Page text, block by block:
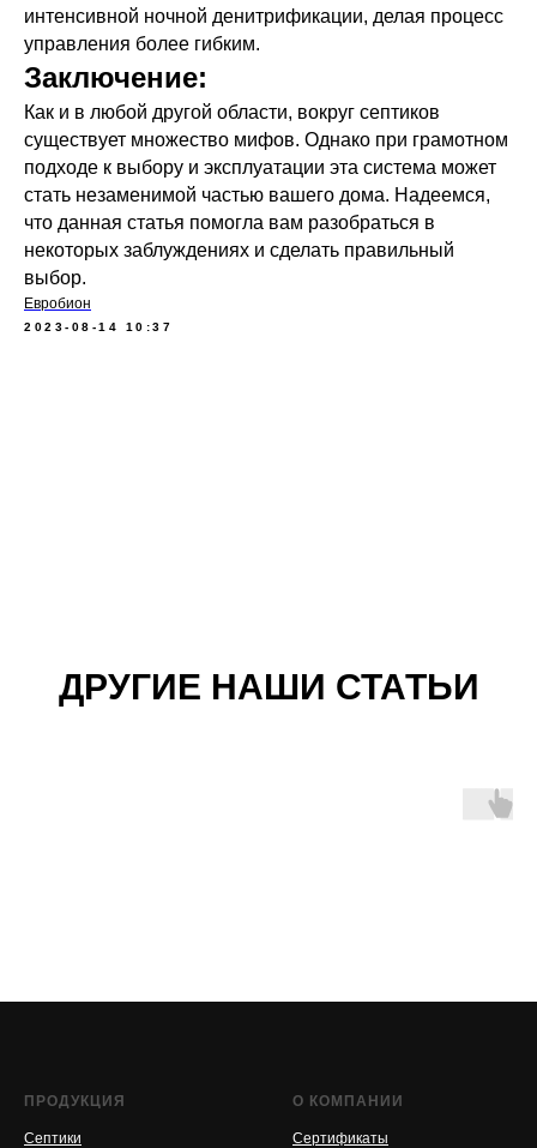
интенсивной ночной денитрификации, делая процесс
управления более гибким.
Заключение:
Как и в любой другой области, вокруг септиков
существует множество мифов. Однако при грамотном
подходе к выбору и эксплуатации эта система может
стать незаменимой частью вашего дома. Надеемся,
что данная статья помогла вам разобраться в
некоторых заблуждениях и сделать правильный
выбор.
Евробион
2023-08-14 10:37
ДРУГИЕ НАШИ СТАТЬИ
ПРОДУКЦИЯ
Септики
О КОМПАНИИ
Сертификаты